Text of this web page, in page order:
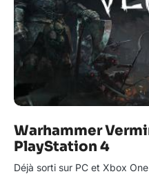
Warhammer
PlayStation 4
Déjà sorti sur PC et Xbox